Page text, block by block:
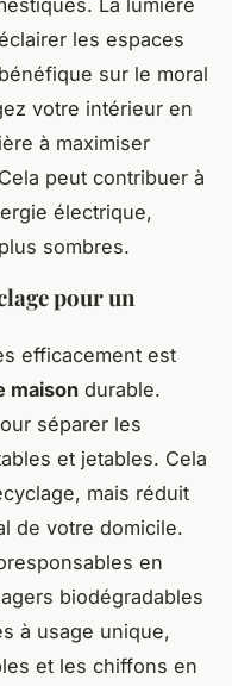
les espaces
sur le moral
votre intérieur en
à maximiser
peut contribuer à
électrique,
sombres.
pour un
efficacement est
maison durable.
séparer les
et jetables. Cela
mais réduit
de votre domicile.
en
biodégradables
à usage unique,
et les chiffons en